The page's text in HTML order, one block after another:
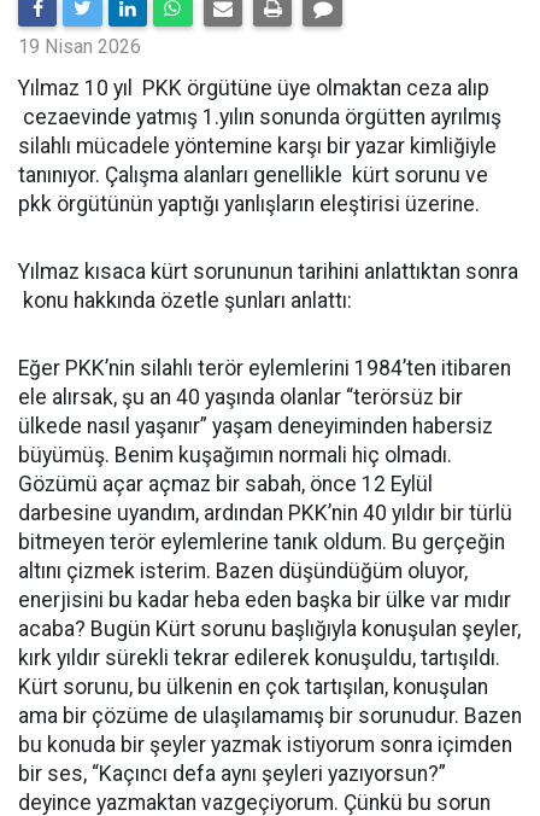
19 Nisan 2026
Yılmaz 10 yıl PKK örgütüne üye olmaktan ceza alıp
cezaevinde yatmış 1.yılın sonunda örgütten ayrılmış
silahlı mücadele yöntemine karşı bir yazar kimliğiyle
tanınıyor. Çalışma alanları genellikle kürt sorunu ve
pkk örgütünün yaptığı yanlışların eleştirisi üzerine.
Yılmaz kısaca kürt sorununun tarihini anlattıktan sonra
konu hakkında özetle şunları anlattı:
Eğer PKK’nin silahlı terör eylemlerini 1984’ten itibaren
ele alırsak, şu an 40 yaşında olanlar “terörsüz bir
ülkede nasıl yaşanır” yaşam deneyiminden habersiz
büyümüş. Benim kuşağımın normali hiç olmadı.
Gözümü açar açmaz bir sabah, önce 12 Eylül
darbesine uyandım, ardından PKK’nin 40 yıldır bir türlü
bitmeyen terör eylemlerine tanık oldum. Bu gerçeğin
altını çizmek isterim. Bazen düşündüğüm oluyor,
enerjisini bu kadar heba eden başka bir ülke var mıdır
acaba? Bugün Kürt sorunu başlığıyla konuşulan şeyler,
kırk yıldır sürekli tekrar edilerek konuşuldu, tartışıldı.
Kürt sorunu, bu ülkenin en çok tartışılan, konuşulan
ama bir çözüme de ulaşılamamış bir sorunudur. Bazen
bu konuda bir şeyler yazmak istiyorum sonra içimden
bir ses, “Kaçıncı defa aynı şeyleri yazıyorsun?”
deyince yazmaktan vazgeçiyorum. Çünkü bu sorun